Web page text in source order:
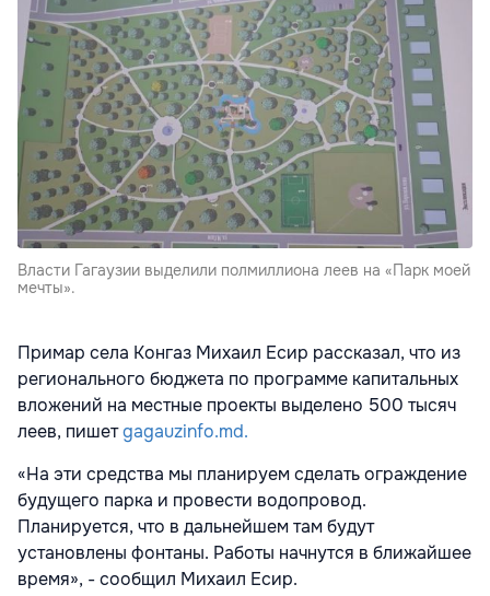
Власти Гагаузии выделили полмиллиона леев на «Парк моей
мечты».
Примар села Конгаз Михаил Есир рассказал, что из
регионального бюджета по программе капитальных
вложений на местные проекты выделено 500 тысяч
леев, пишетgagauzinfo.md.
«На эти средства мы планируем сделать ограждение
будущего парка и провести водопровод.
Планируется, что в дальнейшем там будут
установлены фонтаны. Работы начнутся в ближайшее
время», - сообщил Михаил Есир.